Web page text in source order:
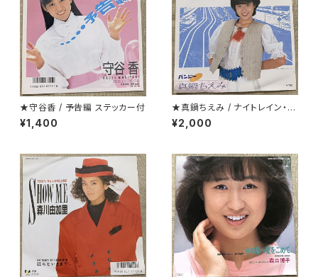
★守谷香 / 予告編 ステッカー付
¥1,400
★真鍋ちえみ / ナイトレイン・美
少女 プロモ
¥2,000